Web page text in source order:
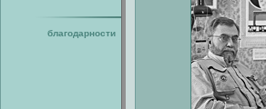
благодарности